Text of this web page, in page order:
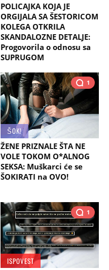
POLICAJKA KOJA JE
ORGIJALA SA ŠESTORICOM
KOLEGA OTKRILA
SKANDALOZNE DETALJE:
Progovorila o odnosu sa
SUPRUGOM
1
ŠOK!
ŽENE PRIZNALE ŠTA NE
VOLE TOKOM O*ALNOG
SEKSA: Muškarci će se
ŠOKIRATI na OVO!
1
ISPOVEST